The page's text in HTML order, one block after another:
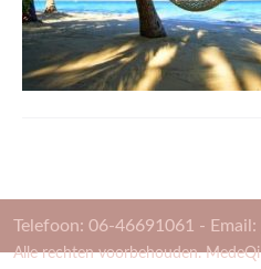
BEHANDELINGEN
TARIEVEN &
Telefoon: 06-46691061 - Email:
Alle rechten voorbehouden.